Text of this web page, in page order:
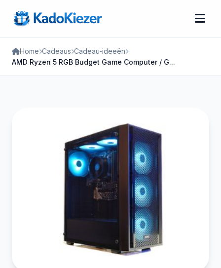
Home Cadeaus Cadeau-ideeën
AMD Ryzen 5 RGB Budget Game Computer / G...